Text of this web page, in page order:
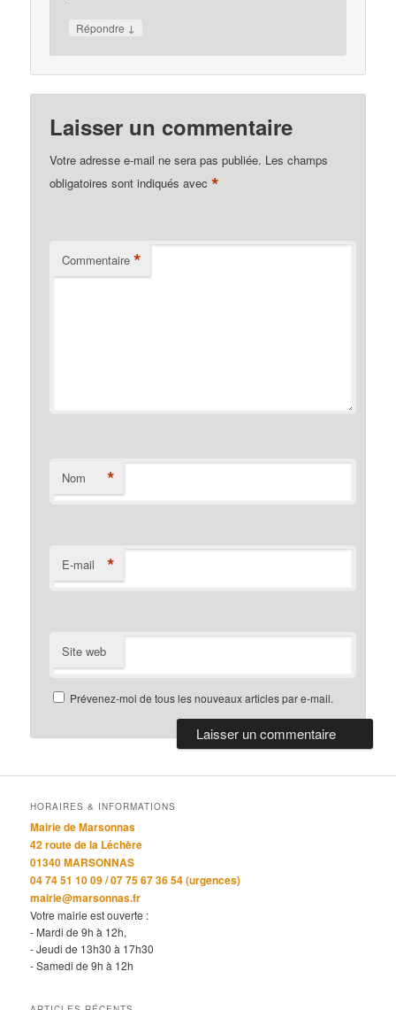
Répondre ↓
Laisser un commentaire
Votre adresse e-mail ne sera pas publiée. Les champs
obligatoires sont indiqués avec*
Commentaire *
Nom *
E-mail *
Site web
Prévenez-moi de tous les nouveaux articles par e-mail.
HORAIRES & INFORMATIONS
Mairie de Marsonnas
42 route de la Léchère
01340 MARSONNAS
04 74 51 10 09 / 07 75 67 36 54 (urgences)
mairie@marsonnas.fr
Votre mairie est ouverte :
- Mardi de 9h à 12h,
- Jeudi de 13h30 à 17h30
- Samedi de 9h à 12h